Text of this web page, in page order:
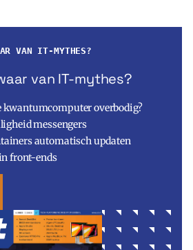
VAN IT-MYTHES?
van IT-mythes?
kwantumcomputer overbodig?
messengers
automatisch updaten
front-ends